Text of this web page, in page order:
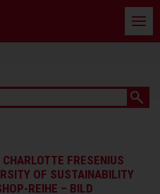
FRESENIUS
OF SUSTAINABILITY
REIHE – BILD